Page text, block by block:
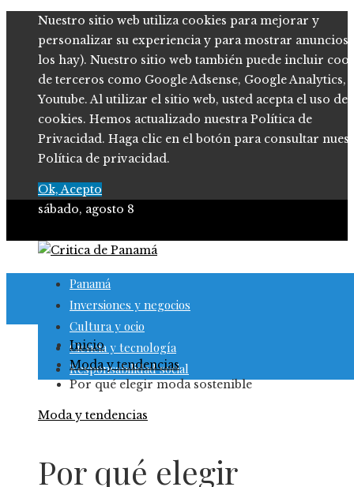
Nuestro sitio web utiliza cookies para mejorar y
personalizar su experiencia y para mostrar anuncios
los hay). Nuestro sitio web también puede incluir
de terceros como Google Adsense, Google Analytics,
Youtube. Al utilizar el sitio web, usted acepta el uso de
cookies. Hemos actualizado nuestra Política de
Privacidad. Haga clic en el botón para consultar
Política de privacidad.
Ok, Acepto
sábado, agosto 8
Panamá
Inversiones y negocios
Cultura y ocio
Ciencia y tecnología
Responsabilidad social
Inicio
Moda y tendencias
Por qué elegir moda sostenible
Moda y tendencias
Por qué elegir